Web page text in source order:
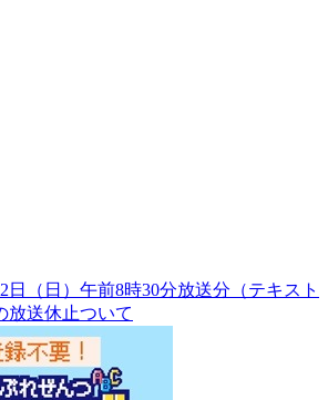
日（日）午前8時30分放送分（テキスト
放送休止ついて